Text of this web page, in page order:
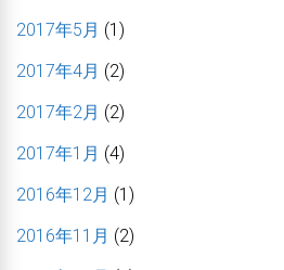
2017年5月 (1)
2017年4月 (2)
2017年2月 (2)
2017年1月 (4)
2016年12月 (1)
2016年11月 (2)